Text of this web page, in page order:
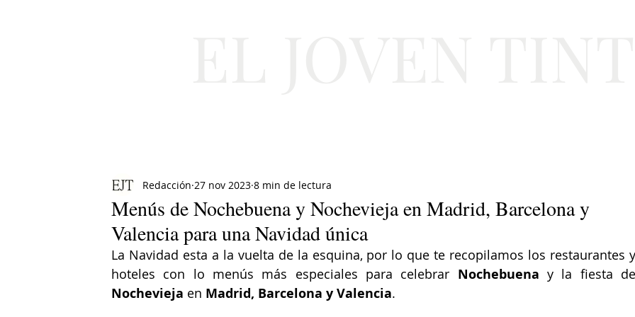
Menús de Nochebuena y Nochevieja en Madrid, Barcelona y
Valencia para una Navidad única
Redacción 27 nov 2023 8 min de lectura
La Navidad esta a la vuelta de la esquina, por lo que te recopilamos los restaurantes y
hoteles con lo menús más especiales para celebrar Nochebuena
Nochevieja en Madrid, Barcelona y Valencia.